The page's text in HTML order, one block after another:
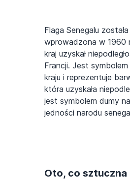
Flaga Senegalu została
wprowadzona w 1960
kraj uzyskał
Francji. Jest
kraju i reprezentuje
która uzyskała
jest symbolem dumy
jedności narodu
Oto, co sztuczna